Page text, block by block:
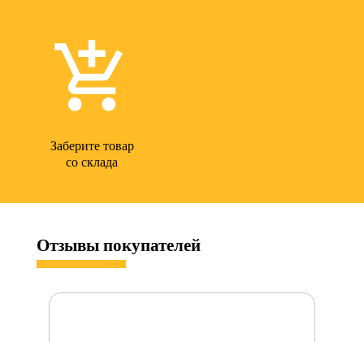
Заберите товар
со склада
Отзывы покупателей